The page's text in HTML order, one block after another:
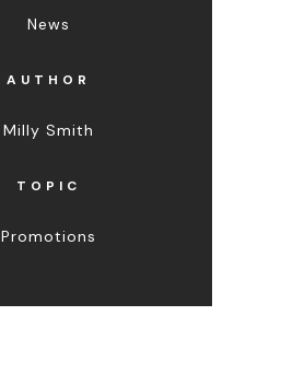
News
AUTHOR
Milly Smith
TOPIC
Promotions